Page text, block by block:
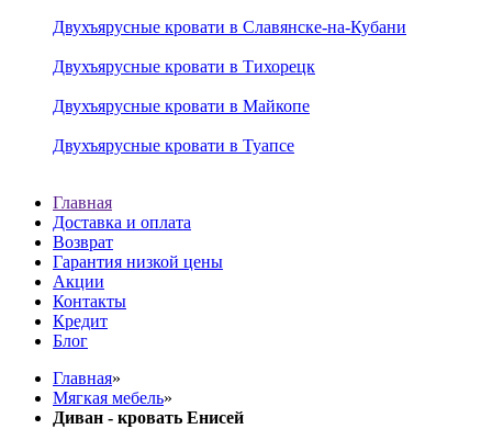
Двухъярусные кровати в Славянске-на-Кубани
Двухъярусные кровати в Тихорецк
Двухъярусные кровати в Майкопе
Двухъярусные кровати в Туапсе
Главная
Доставка и оплата
Возврат
Гарантия низкой цены
Акции
Контакты
Кредит
Блог
Главная»
Мягкая мебель»
Диван - кровать Енисей